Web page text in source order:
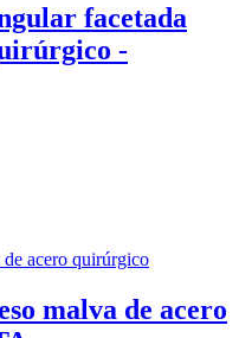
facetada
-
malva de acero